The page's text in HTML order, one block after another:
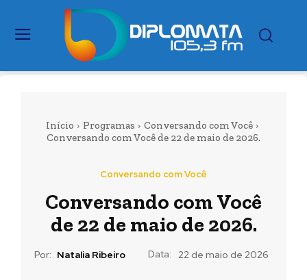
Início Programas
Conversando com Você
Conversando com Você de 22 de maio de 2026.
Conversando com Você
Conversando com Você
de 22 de maio de 2026.
Por: Natalia Ribeiro Data: 22 de maio de 2026